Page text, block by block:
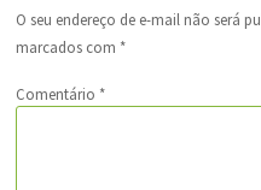
O seu endereço de e-mail não será
marcados com *
Comentário *